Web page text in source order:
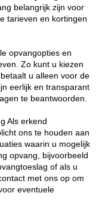
belangrijk zijn voor
tarieven en kortingen
opvangopties en
Zo kunt u kiezen
u alleen voor de
eerlijk en transparant
te beantwoorden.
Als erkend
ons te houden aan
waarin u mogelijk
opvang, bijvoorbeeld
of als u
met ons op om
eventuele